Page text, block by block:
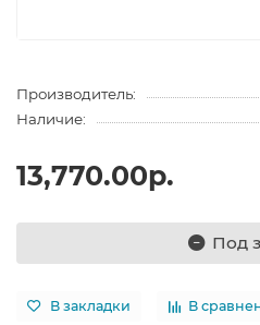
Производитель:
Наличие:
13,770.00р.
Под
В закладки В